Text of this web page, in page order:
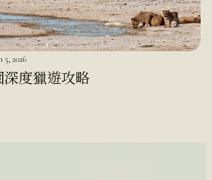
5, 2026
度獵遊攻略